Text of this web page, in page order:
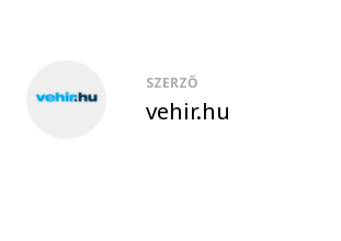
SZERZŐ
vehir.hu